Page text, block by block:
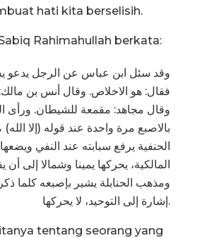
hati kita berselisih.
Rahimahullah berkata:
وقد سئل ابن عباس عن الرجل يدعو
فقال: هو الاخلاص. وقال أنس بن
وقال مجاهد: مقمعة للشيطان. ورأى
بالاصبع مرة واحدة عند قوله (إلا
الحنفية يرفع سبابته عند النفي
المالكية، يحركها يمينا وشمالا إلى
ومذهب الحنابلة يشير بإصبعه كلما
إشارة إلى التوحيد، لا يحركها.
tentang seorang yang